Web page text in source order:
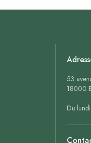
53
18000
Du